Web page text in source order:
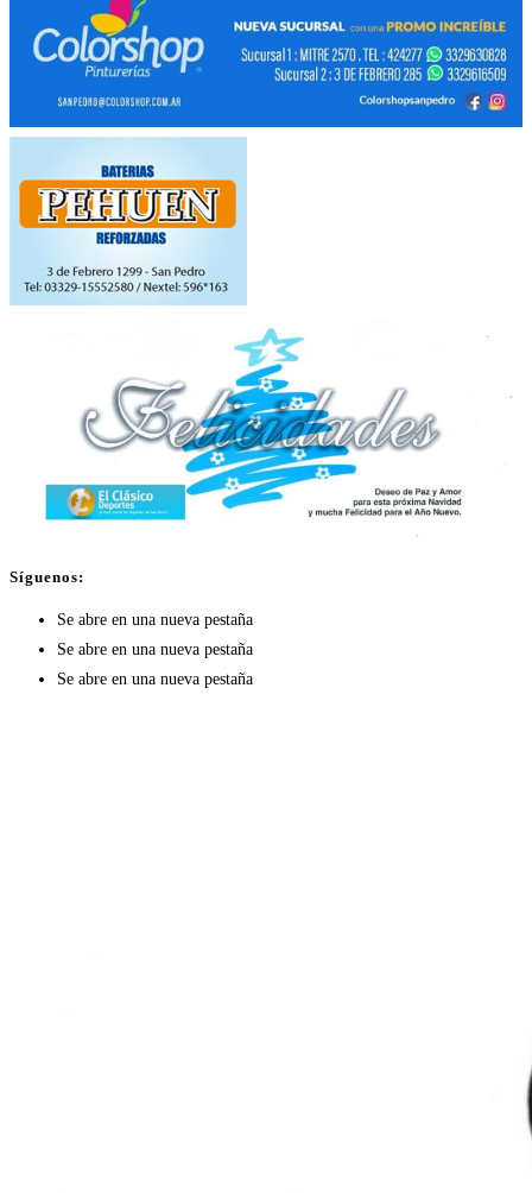
Síguenos:
Se abre en una nueva pestaña
Se abre en una nueva pestaña
Se abre en una nueva pestaña